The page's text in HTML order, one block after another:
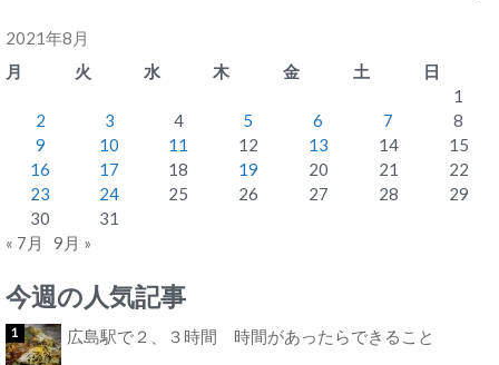
2021年8月
月
火 水 木 金 土
日
1
2
3 4 5 6 7
8
9
10 11 12 13 14
15
16
17 18 19 20 21
22
23
24 25 26 27 28
29
30
31
« 7月
9月 »
今週の人気記事
広島駅で２、３時間 時間があったらできること